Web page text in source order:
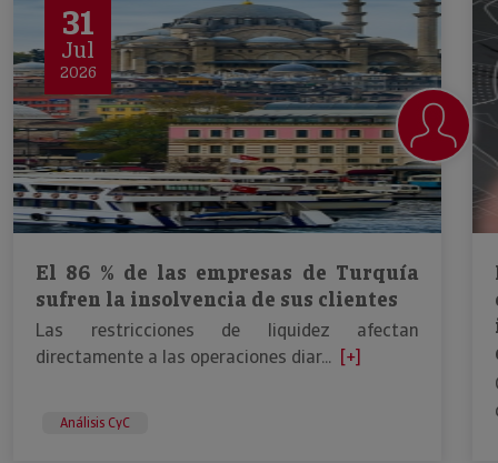
31
Jul
2026
El 86 % de las empresas de Turquía
sufren la insolvencia de sus clientes
Las restricciones de liquidez afectan
directamente a las operaciones diar... [+]
Análisis CyC